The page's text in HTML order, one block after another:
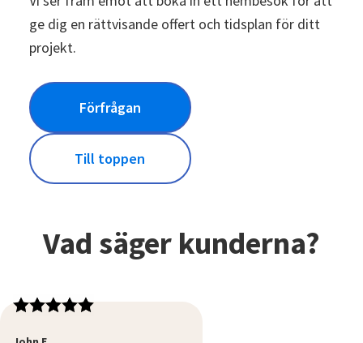
ge dig en rättvisande offert och tidsplan för ditt
projekt.
Förfrågan
Till toppen
Vad säger kunderna?